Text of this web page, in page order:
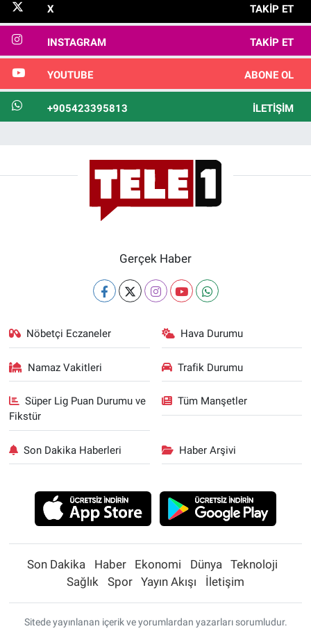
X TAKIP ET
INSTAGRAM TAKIP ET
YOUTUBE ABONE OL
+905423395813 İLETIŞIM
Gerçek Haber
Nöbetçi Eczaneler Hava Durumu
Namaz Vakitleri Trafik Durumu
Süper Lig Puan Durumu ve
Fikstür
Tüm Manşetler
Son Dakika Haberleri Haber Arşivi
Son Dakika Haber Ekonomi Dünya
Teknoloji
Sağlık
Spor Yayın Akışı İletişim
Sitede yayınlanan içerik ve yorumlardan yazarları sorumludur.